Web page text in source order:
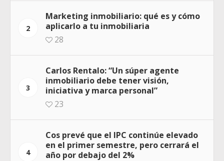
2
Marketing inmobiliario: qué es y cómo
aplicarlo a tu inmobiliaria
28
3
Carlos Rentalo: “Un súper agente
inmobiliario debe tener visión,
iniciativa y marca personal”
23
4
Cos prevé que el IPC continúe elevado
en el primer semestre, pero cerrará el
año por debajo del 2%